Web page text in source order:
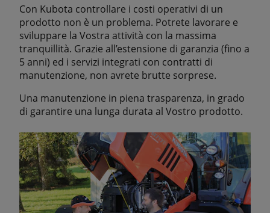
Con Kubota controllare i costi operativi di un
prodotto non è un problema. Potrete lavorare e
sviluppare la Vostra attività con la massima
tranquillità. Grazie all’estensione di garanzia (fino a
5 anni) ed i servizi integrati con contratti di
manutenzione, non avrete brutte sorprese.
Una manutenzione in piena trasparenza, in grado
di garantire una lunga durata al Vostro prodotto.